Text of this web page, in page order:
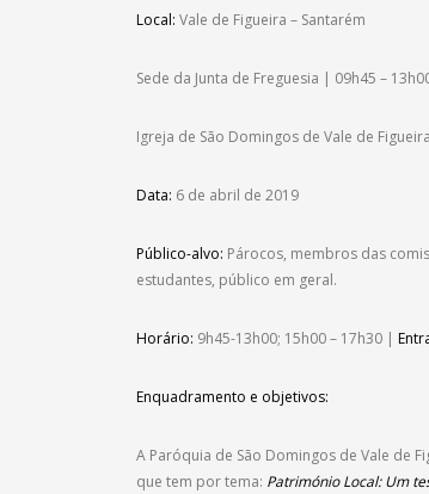
Local: Vale de Figueira – Santarém
Sede da Junta de Freguesia | 09h45 –
Igreja de São Domingos de Vale de
Data: 6 de abril de 2019
Público-alvo: Párocos, membros das
estudantes, público em geral.
Horário: 9h45-13h00; 15h00 – 17h30 |
Enquadramento e objetivos:
A Paróquia de São Domingos de Vale de
que tem por tema: Património Local: Um